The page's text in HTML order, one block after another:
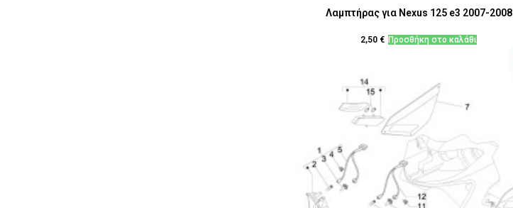
Λαμπτήρας για Nexus 125 e3 2007-2008
2,50 € Προσθήκη στο καλάθι